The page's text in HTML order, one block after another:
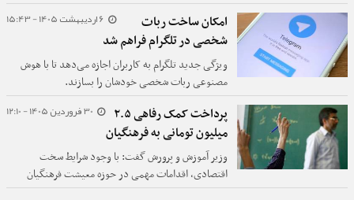
6 اردیبهشت 1405 - 15:43
امکان ساخت ربات
شخصی در تلگرام فراهم شد
ویژگی جدید تلگرام به کاربران اجازه می‌دهد تا با هوش
مصنوعی ربات شخصی خودشان را بسازند.
30 فروردین 1405 - 12:10
پرداخت کمک رفاهی ۲.۵
میلیون تومانی به فرهنگیان
وزیر آموزش‌ و پرورش گفت: با وجود شرایط سخت
اقتصادی، اقدامات مهمی در حوزه معیشت فرهنگیان
انجام شد که از جمله آنها پرداخت کمک رفاهی ۲.۵